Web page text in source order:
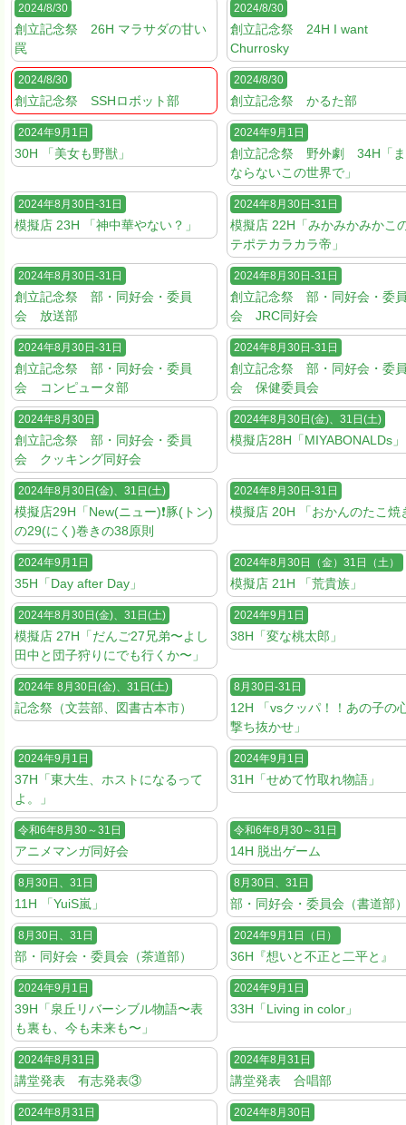
2024/8/30
創立記念祭 26H マラサダの甘い
罠
2024/8/30
創立記念祭 24H I want
Churrosky
2024/8/30
創立記念祭 SSHロボット部
2024/8/30
創立記念祭 かるた部
2024年9月1日
30H 「美女も野獣」
2024年9月1日
創立記念祭 野外劇 34H「
ならないこの世界で」
2024年8月30日-31日
模擬店 23H 「神中華やない？」
2024年8月30日-31日
模擬店 22H「みかみかみかこ
テポテカラカラ帝」
2024年8月30日-31日
創立記念祭 部・同好会・委員
会 放送部
2024年8月30日-31日
創立記念祭 部・同好会・委
会 JRC同好会
2024年8月30日-31日
創立記念祭 部・同好会・委員
会 コンピュータ部
2024年8月30日-31日
創立記念祭 部・同好会・委
会 保健委員会
2024年8月30日
創立記念祭 部・同好会・委員
会 クッキング同好会
2024年8月30日(金)、31日(土)
模擬店28H「MIYABONALDs」
2024年8月30日(金)、31日(土)
模擬店29H「New(ニュー)❗️豚(トン)
の29(にく)巻きの38原則
2024年8月30日-31日
模擬店 20H 「おかんのたこ焼
2024年9月1日
35H「Day after Day」
2024年8月30日（金）31日（土）
模擬店 21H 「荒貴族」
2024年8月30日(金)、31日(土)
模擬店 27H「だんご27兄弟〜よし
田中と団子狩りにでも行くか〜」
2024年9月1日
38H「変な桃太郎」
2024年 8月30日(金)、31日(土)
記念祭（文芸部、図書古本市）
8月30日-31日
12H 「vsクッパ！！あの子の
撃ち抜かせ」
2024年9月1日
37H「東大生、ホストになるって
よ。」
2024年9月1日
31H「せめて竹取れ物語」
令和6年8月30～31日
アニメマンガ同好会
令和6年8月30～31日
14H 脱出ゲーム
8月30日、31日
11H 「YuiS嵐」
8月30日、31日
部・同好会・委員会（書道部
8月30日、31日
部・同好会・委員会（茶道部）
2024年9月1日（日）
36H『想いと不正と二平と』
2024年9月1日
39H「泉丘リバーシブル物語〜表
も裏も、今も未来も〜」
2024年9月1日
33H「Living in color」
2024年8月31日
講堂発表 有志発表③
2024年8月31日
講堂発表 合唱部
2024年8月31日 2024年8月30日